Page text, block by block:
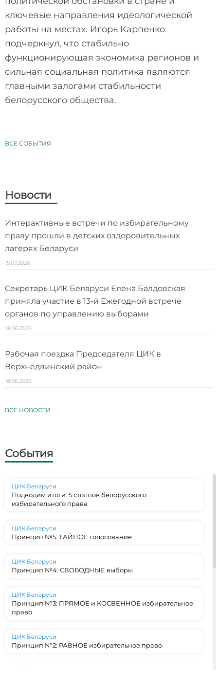
ключевые направления идеологической
работы на местах. Игорь Карпенко
подчеркнул, что стабильно
функционирующая экономика регионов и
сильная социальная политика являются
главными залогами стабильности
белорусского общества.
ВСЕ СОБЫТИЯ
Новости
Интерактивные встречи по избирательному
праву прошли в детских оздоровительных
лагерях Беларуси
15.07.2026
Секретарь ЦИК Беларуси Елена Балдовская
приняла участие в 13-й Ежегодной встрече
органов по управлению выборами
19.06.2026
Рабочая поездка Председателя ЦИК в
Верхнедвинский район
18.06.2026
ВСЕ НОВОСТИ
События
ЦИК Беларуси
Подводим итоги: 5 столпов белорусского
избирательного права
ЦИК Беларуси
Принцип №5: ТАЙНОЕ голосование
ЦИК Беларуси
Принцип №4: СВОБОДНЫЕ выборы
ЦИК Беларуси
Принцип №3: ПРЯМОЕ и КОСВЕННОЕ избирательное
право
ЦИК Беларуси
Принцип №2: РАВНОЕ избирательное право